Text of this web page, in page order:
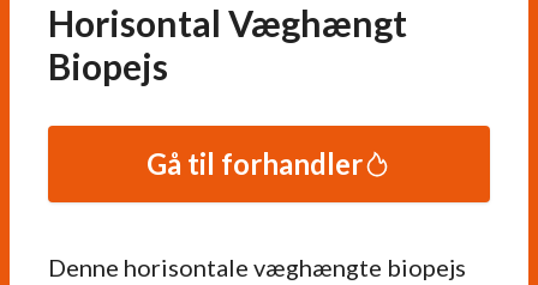
Horisontal Væghængt
Biopejs
Denne horisontale væghængte biopejs
Gå til forhandler